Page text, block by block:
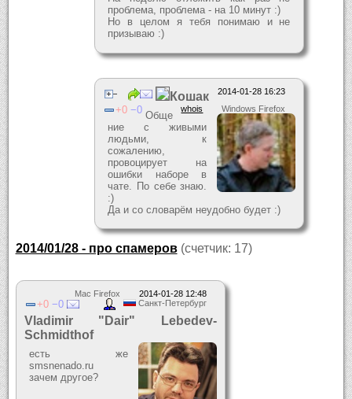
проблема, проблема - на 10 минут :)
Но в целом я тебя понимаю и не
призываю :)
2014-01-28 16:23
Windows Firefox
whois
0 0
Кошак
Обще
ние с живыми
людьми, к
сожалению,
провоцирует на
ошибки наборе в
чате. По себе знаю.
:)
Да и со словарём неудобно будет :)
2014/01/28 - про спамеров(счетчик: 17)
2014-01-28 12:48
Mac Firefox
Санкт-Петербург
0 0
Vladimir "Dair" Lebedev-
Schmidthof
есть же
smsnenado.ru
зачем другое?